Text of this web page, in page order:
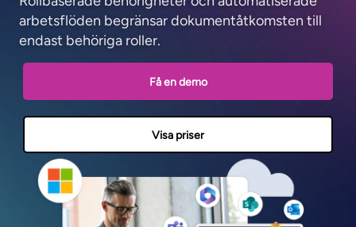
arbetsflöden begränsar dokumentåtkomsten till
endast behöriga roller.
Få en demo
Visa priser